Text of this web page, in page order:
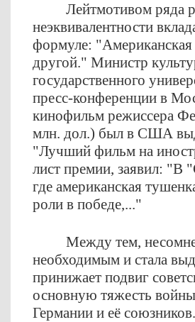
Лейтмотивом ряда
неэквивалентности
формуле: "Американская
другой." Министр
государственного
пресс-конференции в
кинофильм режиссера
млн. дол.) был в США
"Лучший фильм на
лист премии, заявил: "В
где американская
роли в победе,..."
Между тем,
необходимым и стала
принижает подвиг
основную тяжесть
Германии и её союзников.